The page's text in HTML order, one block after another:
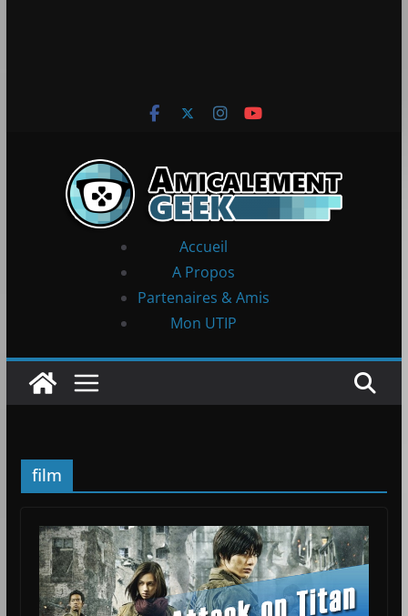
Accueil
A Propos
Partenaires & Amis
Mon UTIP
film